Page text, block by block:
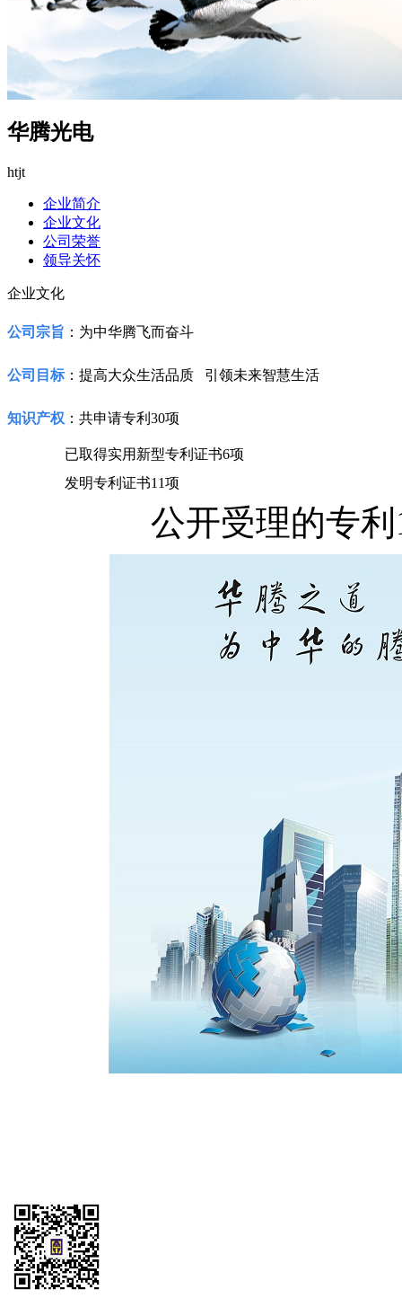
华腾光电
htjt
企业简介
企业文化
公司荣誉
领导关怀
企业文化
公司宗旨 ： 为中华腾飞而奋斗
公司目标： 提高大众生活品质 引领未来智慧生活
知识产权 ： 共申请专利30项
已取得实用新型专利证书6项
发明专利证书11项
公开受理的专